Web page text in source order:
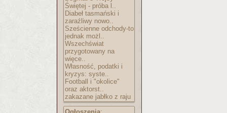
Świętej - próba l..
Diabeł tasmański i
zaraźliwy nowo..
Sześcienne odchody-to
jednak możl..
Wszechświat
przygotowany na
więce..
Własność, podatki i
kryzys: syste..
Football i "okolice"
oraz aktorst..
zakazane jabłko z raju